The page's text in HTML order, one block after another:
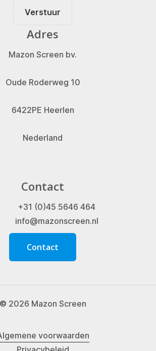
Verstuur
Adres
Mazon Screen bv.
Oude Roderweg 10
6422PE Heerlen
Nederland
Contact
+31 (0)45 5646 464
info@mazonscreen.nl
Contact
© 2026 Mazon Screen
voorwaarden